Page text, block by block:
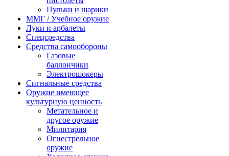
Пульки и шарики
ММГ / Учебное оружие
Луки и арбалеты
Спецсредства
Средства самообороны
Газовые
баллончики
Электрошокеры
Сигнальные средства
Оружие имеющее
культурную ценность
Метательное и
другое оружие
Милитария
Огнестрельное
оружие